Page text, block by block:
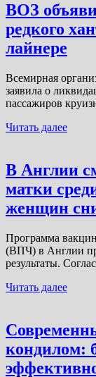
ВОЗ
редкого
лайнере
Всемирная
заявила о
пассажиров
Читать далее
В Англии
матки
женщин
Программа
(ВПЧ) в Англии
результаты.
Читать далее
кондилом: